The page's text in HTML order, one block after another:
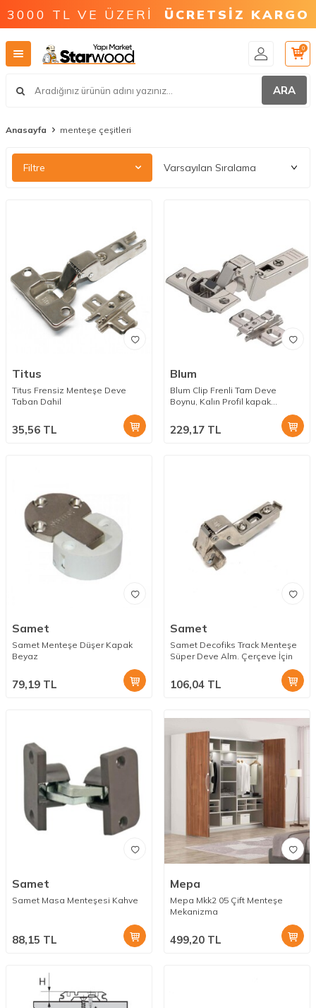
3000 TL VE ÜZERİ ÜCRETSİZ KARGO
ARA
0
Anasayfa menteşe çeşitleri
Filtre
Titus
Titus Frensiz Menteşe Deve
Taban Dahil
35,56 TL
Blum
Blum Clip Frenli Tam Deve
Boynu, Kalın Profil kapak
229,17 TL
Samet
Samet Menteşe Düşer Kapak
Beyaz
79,19 TL
Samet
Samet Decofiks Track Menteşe
Süper Deve Alm. Çerçeve İçin
106,04 TL
Samet
Samet Masa Menteşesi Kahve
88,15 TL
Mepa
Mepa Mkk2 05 Çift Menteşe
Mekanizma
499,20 TL